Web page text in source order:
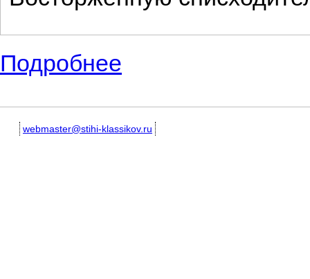
Подробнее
webmaster@stihi-klassikov.ru